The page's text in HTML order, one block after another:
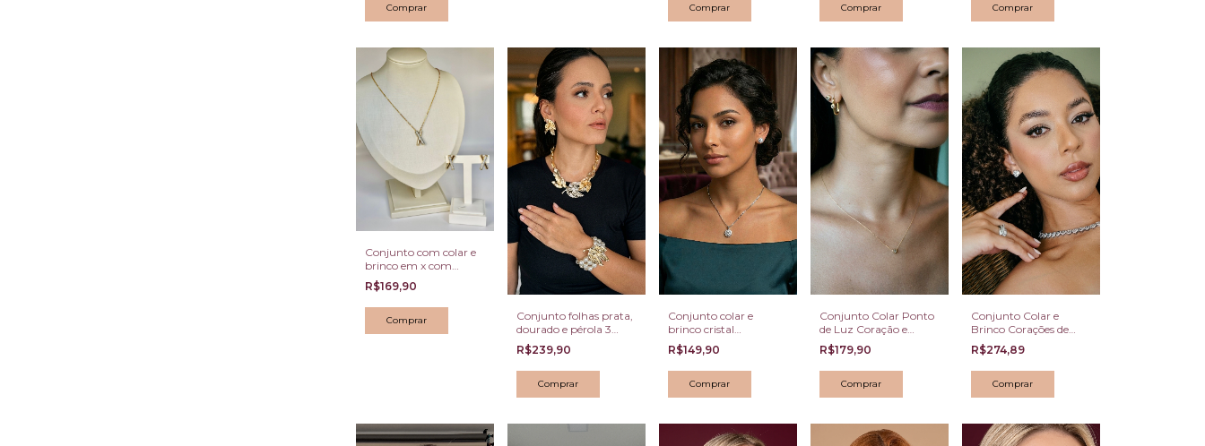
Comprar
Conjunto com colar e
brinco em x com
detalhe cravejado
R$169,90
Conjunto folhas prata,
dourado e pérola 3
peças
R$239,90
Conjunto colar e
brinco cristal
antialérgico
R$149,90
Conjunto Colar Ponto
de Luz Coração e
Brincos Argola
banhado a ouro
R$179,90
Conjunto Colar e
Brinco Corações de
Zircônias
R$274,89